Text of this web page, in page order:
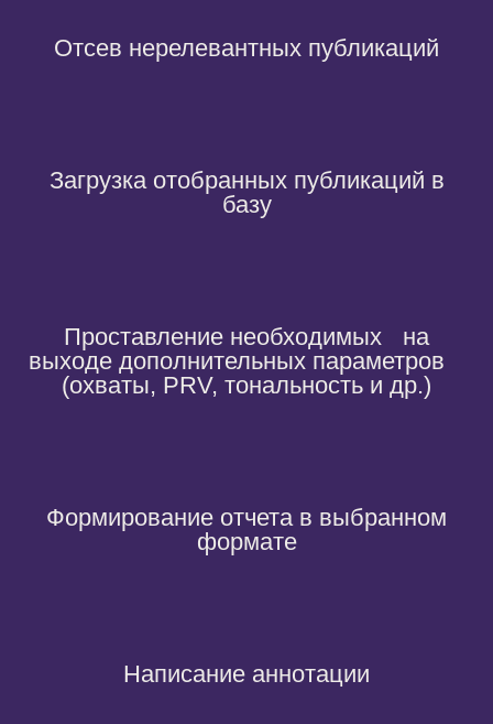
Отсев нерелевантных публикаций
Загрузка отобранных публикаций в
базу
Проставление необходимых на
выходе дополнительных параметров
(охваты, PRV, тональность и др.)
Формирование отчета в выбранном
формате
Написание аннотации